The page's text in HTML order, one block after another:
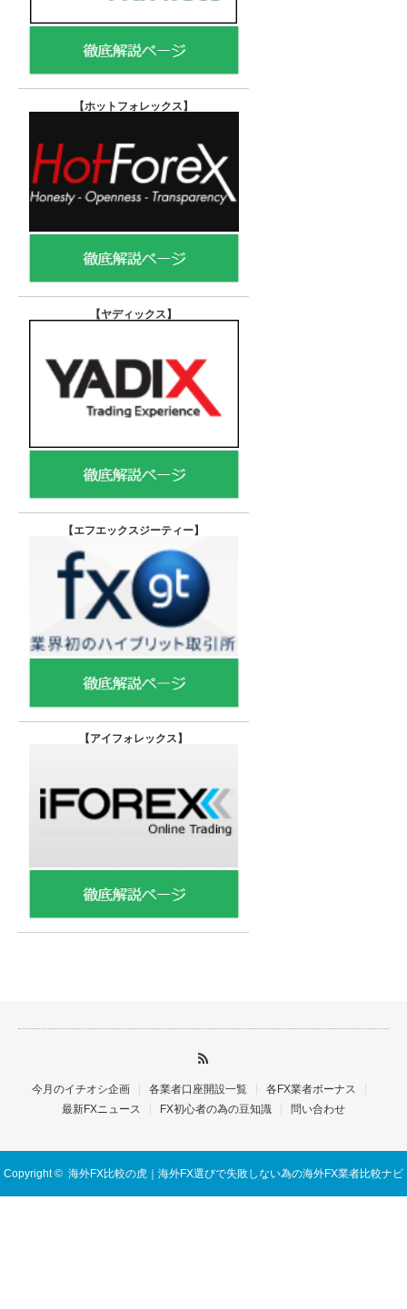
【ホットフォレックス 】
【ヤディックス 】
【エフエックスジーティー】
【アイフォレックス】
今月のイチオシ企画 各業者口座開設一覧
各FX業者ボーナス
最新FXニュース
FX初心者の為の豆知識 問い合わせ
Copyright © 海外FX比較の虎｜海外FX選びで失敗しない為の海外FX業者比較ナビ